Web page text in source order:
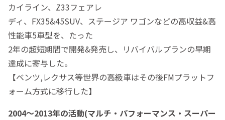
カイライン、Z33フェアレ
ディ、FX35&45SUV、ステージア ワゴンなどの高収益&高
性能車5車型を、たった
2年の超短期間で開発&発売し、リバイバルプランの早期
達成に寄与した。
【ベンツ,レクサス等世界の高級車はその後FMプラットフ
ォーム方式に移行した】
2004～2013年の活動(マルチ・パフォーマンス・スーパー